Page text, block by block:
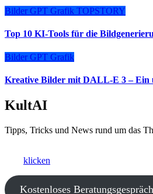
Bilder GPT Grafik TOPSTORY
Top 10 KI-Tools für die
Bilder GPT Grafik
Kreative Bilder mit DALL-E 3 – Ein
KultAI
Tipps, Tricks und News rund um das
klicken
Kostenloses